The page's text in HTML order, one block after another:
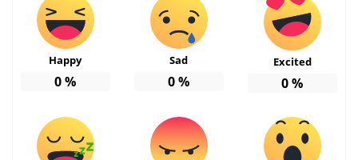
Happy
0%
Sad
0%
Excited
0%